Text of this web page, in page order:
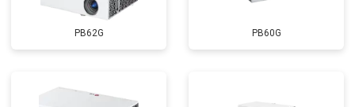
PB62G PB60G